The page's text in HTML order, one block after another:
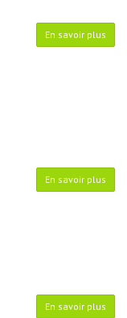
En savoir plus
En savoir plus
En savoir plus